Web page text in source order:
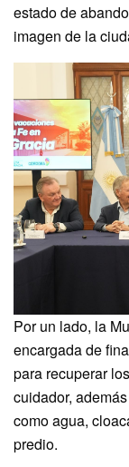
estado de
imagen de la
Por un lado, la
encargada de
para recuperar
cuidador,
como agua,
predio.